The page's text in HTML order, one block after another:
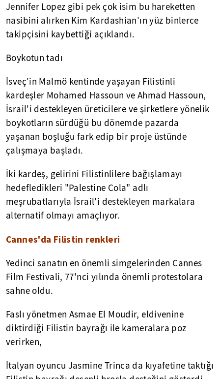
Jennifer Lopez gibi pek çok isim bu hareketten
nasibini alırken Kim Kardashian'ın yüz binlerce
takipçisini kaybettiği açıklandı.
Boykotun tadı
İsveç'in Malmö kentinde yaşayan Filistinli
kardeşler Mohamed Hassoun ve Ahmad Hassoun,
İsrail'i destekleyen üreticilere ve şirketlere yönelik
boykotların sürdüğü bu dönemde pazarda
yaşanan boşluğu fark edip bir proje üstünde
çalışmaya başladı.
İki kardeş, gelirini Filistinlilere bağışlamayı
hedefledikleri "Palestine Cola" adlı
meşrubatlarıyla İsrail'i destekleyen markalara
alternatif olmayı amaçlıyor.
Cannes'da Filistin renkleri
Yedinci sanatın en önemli simgelerinden Cannes
Film Festivali, 77'nci yılında önemli protestolara
sahne oldu.
Faslı yönetmen Asmae El Moudir, eldivenine
diktirdiği Filistin bayrağı ile kameralara poz
verirken,
İtalyan oyuncu Jasmine Trinca da kıyafetine taktığı